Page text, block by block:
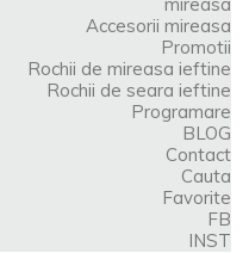
Accesorii mireasa
Promotii
Rochii de mireasa ieftine
Rochii de seara ieftine
Programare
BLOG
Contact
Cauta
Favorite
FB
INST